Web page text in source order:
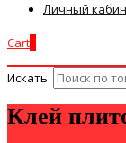
Личный
Cart
Искать:
Клей